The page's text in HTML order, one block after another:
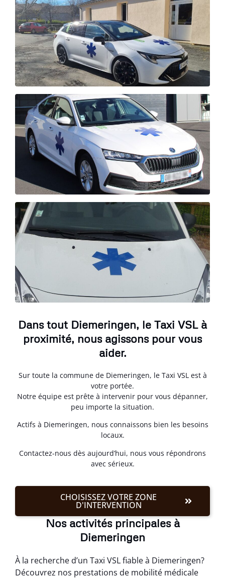
Dans tout Diemeringen, le Taxi VSL à
proximité, nous agissons pour vous
aider.
Sur toute la commune de Diemeringen, le Taxi VSL est à
votre portée.
Notre équipe est prête à intervenir pour vous dépanner,
peu importe la situation.
Actifs à Diemeringen, nous connaissons bien les besoins
locaux.
Contactez-nous dès aujourd’hui, nous vous répondrons
avec sérieux.
CHOISISSEZ VOTRE ZONE
D'INTERVENTION
Nos activités principales à
Diemeringen
À la recherche d’un Taxi VSL fiable à Diemeringen?
Découvrez nos prestations de mobilité médicale